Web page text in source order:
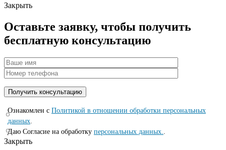
Закрыть
Оставьте заявку, чтобы получить
бесплатную консультацию
Ознакомлен с Политикой в отношении обработки персональных
данных
Даю Согласие на обработку персональных данных.
Закрыть